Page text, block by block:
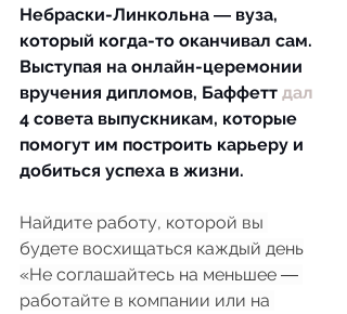
Небраски-Линкольна ― вуза,
который когда-то оканчивал сам.
Выступая на онлайн-церемонии
вручения дипломов, Баффетт дал
4 совета выпускникам, которые
помогут им построить карьеру и
добиться успеха в жизни.
Найдите работу, которой вы
будете восхищаться каждый день
«Не соглашайтесь на меньшее ―
работайте в компании или на